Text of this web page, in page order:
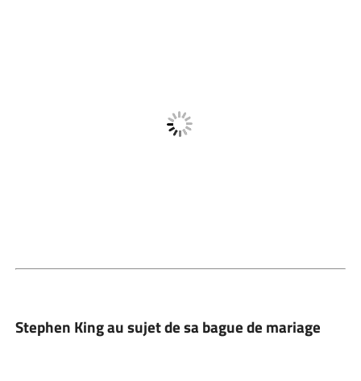
Stephen King au sujet de sa bague de mariage